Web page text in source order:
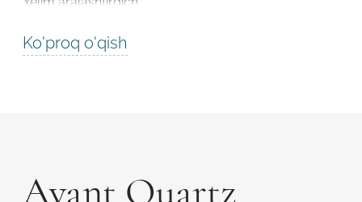
Ko'proq o'qish
Avant Quartz